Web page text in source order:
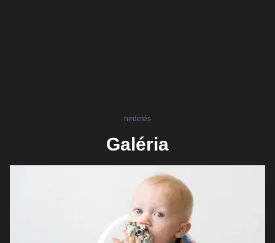
hirdetés
Galéria